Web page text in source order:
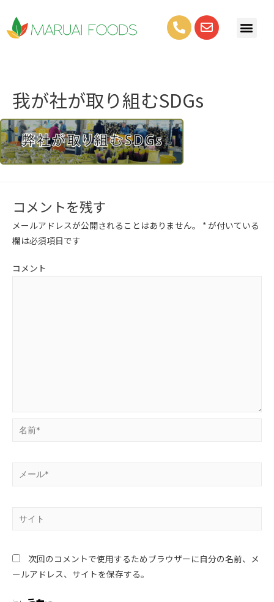
我が社が取り組むSDGs
コメントを残す
メールアドレスが公開されることはありません。 * が付いている
欄は必須項目です
コメント
次回のコメントで使用するためブラウザーに自分の名前、メ
ールアドレス、サイトを保存する。